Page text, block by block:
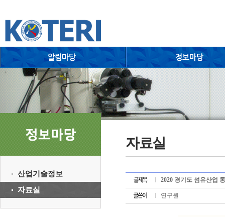
산업기술정보
자료실
자료실
2020 경기도 섬유산업
연구원